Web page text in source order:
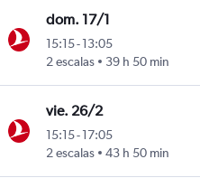
dom. 17/1
15:15-13:05
2 escalas
39 h 50 min
vie. 26/2
15:15-17:05
2 escalas
43 h 50 min